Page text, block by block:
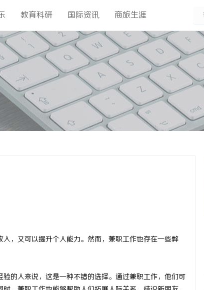
教育科研 国际资讯 商旅生涯
，又可以提升个人能力。然而，兼职工作也存在一些弊
的人来说，这是一种不错的选择。通过兼职工作，他们可